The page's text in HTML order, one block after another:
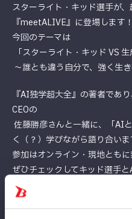
スターライト・キッド選手が
『meetALIVE』に登場します！
今回のテーマは
「スターライト・キッド VS 生
～誰とも違う自分で、強く生
『AI独学超大全』の著者であ
CEOの
佐藤勝彦さんと一緒に、「AI
く（？）学びながら語り合いま
参加はオンライン・現地ともに
ぜひチェックしてキッド選手
【イベント概要】
◆タイトル：スターライト・